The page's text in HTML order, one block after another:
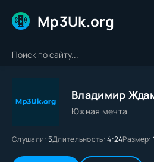
Mp3Uk.org
Владимир
Южная мечта
Слушали: 5Длительность:4:24Размер: